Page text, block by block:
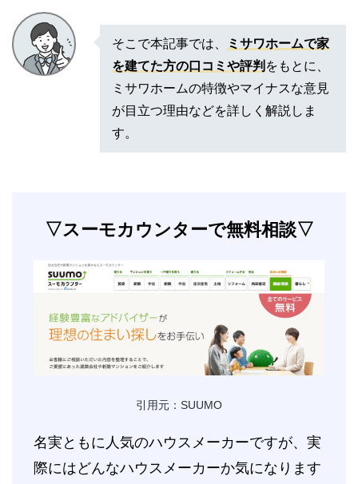
そこで本記事では、
ミサワホームで家
を建てた方の口コミや評判 をもとに、
ミサワホームの特徴やマイナスな意見
が目立つ理由などを詳しく解説しま
す。
▽スーモカウンターで無料相談▽
引用元：SUUMO
名実ともに人気のハウスメーカーですが、実
際にはどんなハウスメーカーか気になります